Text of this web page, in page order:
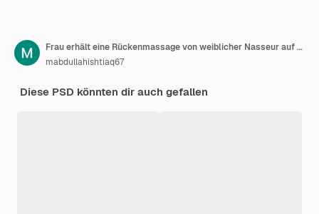
Frau erhält eine Rückenmassage von weiblicher Nasseur auf durchsichtigem Hintergrund
mabdullahishtiaq67
Diese PSD könnten dir auch gefallen